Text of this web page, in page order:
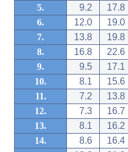
5.
9.2
17.8
6.
12.0
19.0
7.
13.8
19.8
8.
16.8
22.6
9.
9.5
17.1
10.
8.1
15.6
11.
7.2
13.8
12.
7.3
16.7
13.
8.1
16.2
14.
8.6
16.4